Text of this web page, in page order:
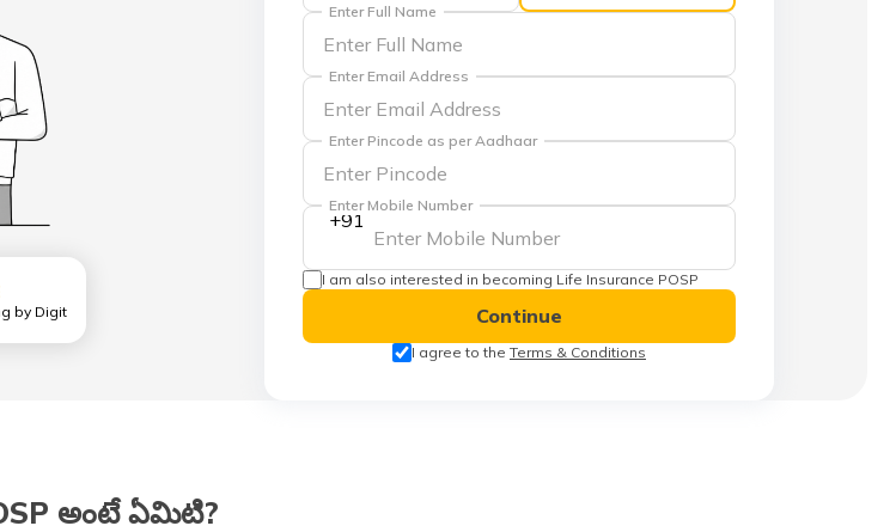
by Digit
Enter Full Name
Enter Email Address
Enter Pincode as per Aadhaar
+91
Enter Mobile Number
I am also interested in becoming Life Insurance POSP
Continue
I agree to the Terms & Conditions
అంటే ఏమిటి?